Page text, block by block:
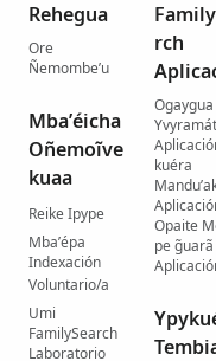
Rehegua
Ore
Ñemombe’u
Mba’éicha
Oñemoĩve
kuaa
Reike Ipype
Mba’épa
Indexación
Voluntario/a
Umi
FamilySearch
Laboratorio
rch
Ogaygua
kuéra
Opaite
pe g̃uarã